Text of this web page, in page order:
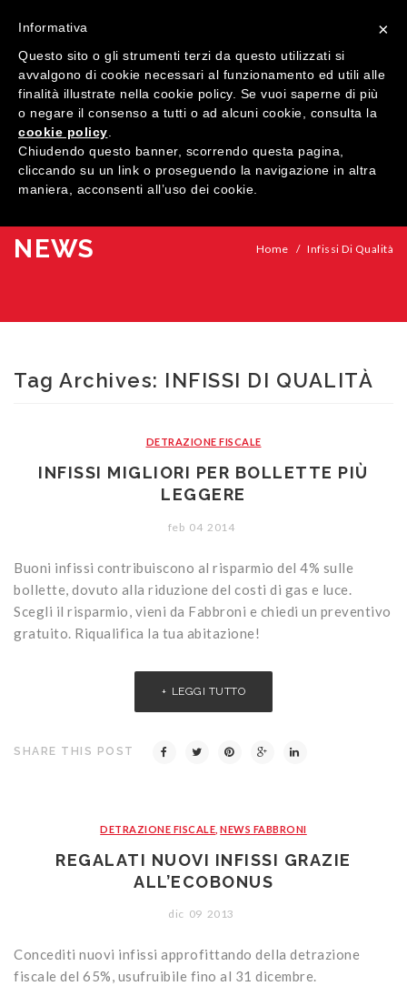
MENU
HOME
AZIENDA
Legno
Porte
Sportelloni in legno
Zanzariere
ARREDI SU MISURA
NEWS Home / Infissi Di Qualità
Tag Archives: INFISSI DI QUALITÀ
DETRAZIONE FISCALE
INFISSI MIGLIORI PER BOLLETTE PIÙ
LEGGERE
feb 04 2014
Buoni infissi contribuiscono al risparmio del 4% sulle
bollette, dovuto alla riduzione del costi di gas e luce.
Scegli il risparmio, vieni da Fabbroni e chiedi un preventivo
gratuito. Riqualifica la tua abitazione!
LEGGI TUTTO
SHARE THIS POST
DETRAZIONE FISCALE ,NEWS FABBRONI
REGALATI NUOVI INFISSI GRAZIE
ALL’ECOBONUS
dic 09 2013
Concediti nuovi infissi approfittando della detrazione
fiscale del 65%, usufruibile fino al 31 dicembre.
×
Informativa
Questo sito o gli strumenti terzi da questo utilizzati si
avvalgono di cookie necessari al funzionamento ed utili alle
finalità illustrate nella cookie policy. Se vuoi saperne di più
o negare il consenso a tutti o ad alcuni cookie, consulta la
cookie policy
Chiudendo questo banner, scorrendo questa pagina,
cliccando su un link o proseguendo la navigazione in altra
maniera, acconsenti all’uso dei cookie.